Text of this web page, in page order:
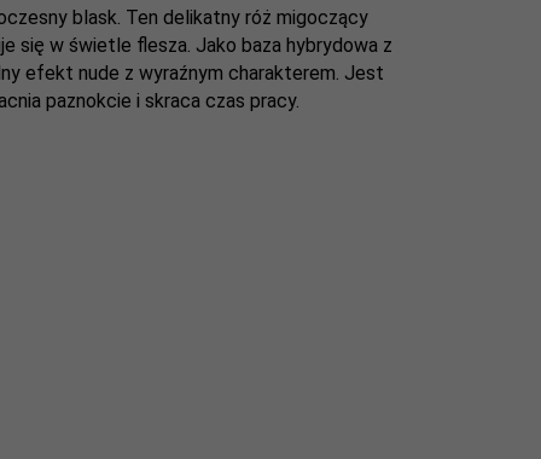
blask. Ten delikatny róż migoczący
się w świetle flesza. Jako baza hybrydowa z
efekt nude z wyraźnym charakterem. Jest
paznokcie i skraca czas pracy.